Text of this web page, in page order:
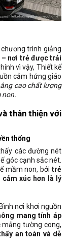
trình giảng
– nơi trẻ được trải
vì vậy, Thiết kế
cảm hứng giáo
cao chất lượng
non.
thân thiện với
thống
các đường nét
góc cạnh sắc nét.
mầm non, bởi trẻ
xúc hơn là lý
nơi khơi nguồn
mang tính áp
mảng tường cong,
an toàn và dễ